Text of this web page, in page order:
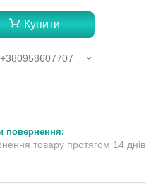
Купити
+380958607707
товару протягом 14 днів